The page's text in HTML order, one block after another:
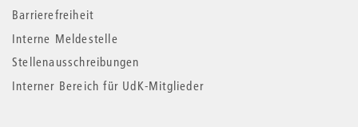
Barrierefreiheit
Interne Meldestelle
Stellenausschreibungen
Interner Bereich für UdK-Mitglieder